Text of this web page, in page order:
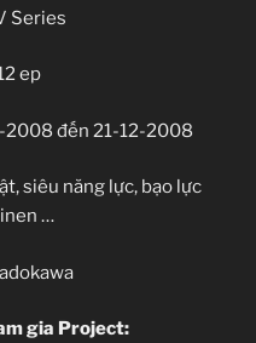
Series
ep
2008 đến 21-12-2008
siêu năng lực, bạo lực
…
gia Project: